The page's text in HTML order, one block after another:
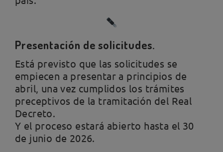
Presentación de solicitudes.
Está previsto que las solicitudes se
empiecen a presentar a principios de
abril, una vez cumplidos los trámites
preceptivos de la tramitación del Real
Decreto.
Y el proceso estará abierto hasta el 30
de junio de 2026.